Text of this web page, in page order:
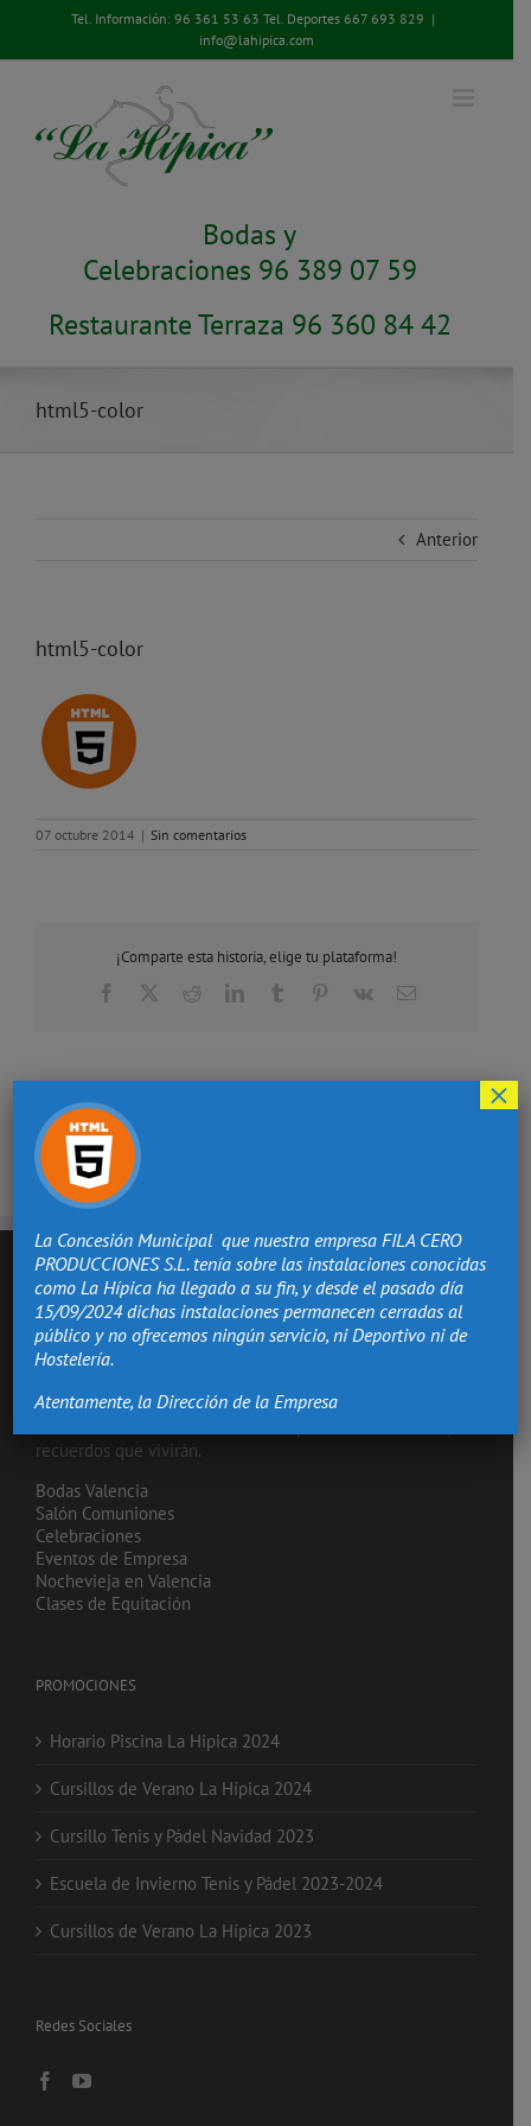
contenido
Tel. Información: 96 361 53 63 Tel. Deportes 667 693 829 |
info@lahipica.com
Bodas y
Celebraciones 96 389 07 59
Restaurante Terraza 96 360 84 42
html5-color
Anterior
html5-color
07 octubre 2014 | Sin comentarios
¡Comparte esta historia, elige tu plataforma!
Facebook RedditLinkedInTumblr Pinterest
Vk
Correo
recuerdos que vivirán.
Bodas Valencia
Salón Comuniones
Celebraciones
Eventos de Empresa
Nochevieja en Valencia
Clases de Equitación
PROMOCIONES
Horario Piscina La Hipica 2024
Cursillos de Verano La Hípica 2024
Cursillo Tenis y Pádel Navidad 2023
Escuela de Invierno Tenis y Pádel 2023-2024
Cursillos de Verano La Hípica 2023
Redes Sociales
La Concesión Municipal que nuestra empresa FILA CERO
PRODUCCIONES S.L. tenía sobre las instalaciones conocidas
como La Hípica ha llegado a su fin, y desde el pasado día
15/09/2024 dichas instalaciones permanecen cerradas al
público y no ofrecemos ningún servicio, ni Deportivo ni de
Hostelería.
Atentamente, la Dirección de la Empresa
×